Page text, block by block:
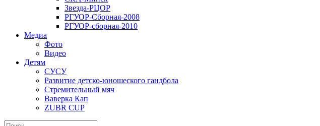
Звезда-РЦОР
РГУОР-Сборная-2008
РГУОР-сборная-2010
Медиа
Фото
Видео
Детям
СУСУ
Развитие детско-юношеского гандбола
Стремительный мяч
Ваверка Кап
ZUBR CUP